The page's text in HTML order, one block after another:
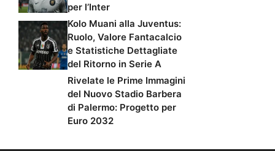
per l’Inter
Kolo Muani alla Juventus:
Ruolo, Valore Fantacalcio
e Statistiche Dettagliate
del Ritorno in Serie A
Rivelate le Prime Immagini
del Nuovo Stadio Barbera
di Palermo: Progetto per
Euro 2032